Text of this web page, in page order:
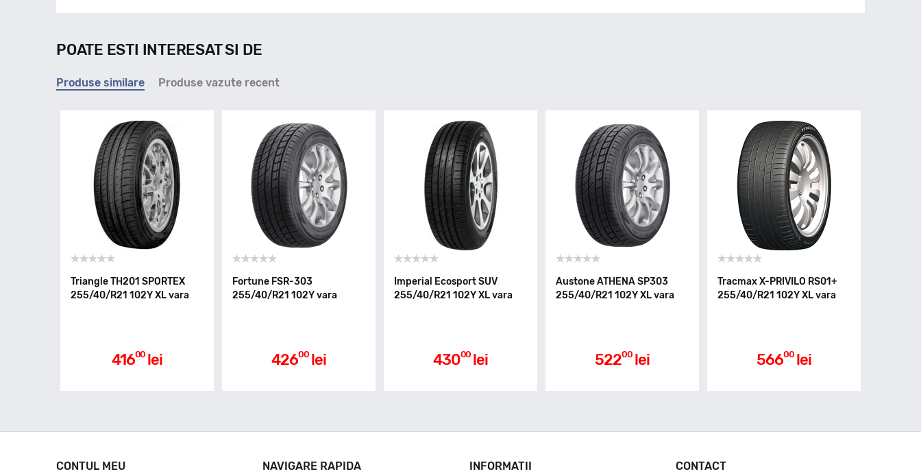
POATE ESTI INTERESAT SI DE
Produse similare Produse vazute recent
Triangle TH201 SPORTEX
255/40/R21 102Y XL vara
41600 lei
Fortune FSR-303
255/40/R21 102Y vara
42600 lei
Imperial Ecosport SUV
255/40/R21 102Y XL vara
43000 lei
Austone ATHENA SP303
255/40/R21 102Y XL vara
52200 lei
Tracmax X-PRIVILO RS01+
255/40/R21 102Y XL vara
56600 lei
CONTUL MEU NAVIGARE RAPIDA INFORMATII CONTACT